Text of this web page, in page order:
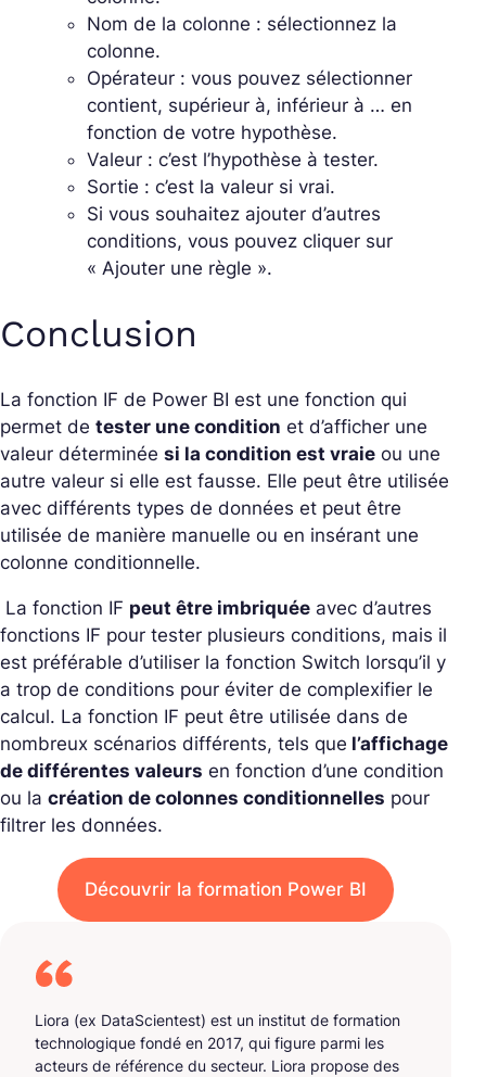
Nom de la colonne : sélectionnez la
colonne.
Opérateur : vous pouvez sélectionner
contient, supérieur à, inférieur à … en
fonction de votre hypothèse.
Valeur : c’est l’hypothèse à tester.
Sortie : c’est la valeur si vrai.
Si vous souhaitez ajouter d’autres
conditions, vous pouvez cliquer sur
« Ajouter une règle ».
Conclusion
La fonction IF de Power BI est une fonction qui
permet de tester une condition et d’afficher une
valeur déterminée si la condition est vraie ou une
autre valeur si elle est fausse. Elle peut être utilisée
avec différents types de données et peut être
utilisée de manière manuelle ou en insérant une
colonne conditionnelle.
La fonction IF peut être imbriquée avec d’autres
fonctions IF pour tester plusieurs conditions, mais il
est préférable d’utiliser la fonction Switch lorsqu’il y
a trop de conditions pour éviter de complexifier le
calcul. La fonction IF peut être utilisée dans de
nombreux scénarios différents, tels que l’affichage
de différentes valeurs en fonction d’une condition
ou la création de colonnes conditionnelles pour
filtrer les données.
Découvrir la formation Power BI
Liora (ex DataScientest) est un institut de formation
technologique fondé en 2017, qui figure parmi les
acteurs de référence du secteur. Liora propose des